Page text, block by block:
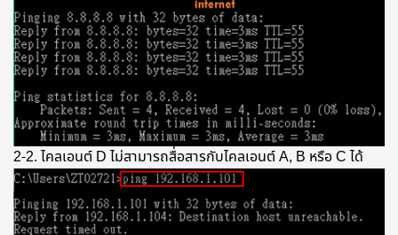
2-2. ไคลเอนต์ D ไม่สามารถสื่อสารกับไคลเอนต์ A, B หรือ C ได้